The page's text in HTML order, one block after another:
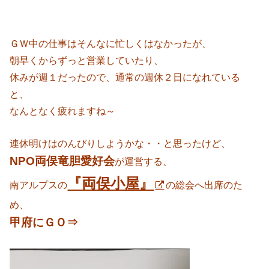
ＧＷ中の仕事はそんなに忙しくはなかったが、
朝早くからずっと営業していたり、
休みが週１だったので、通常の週休２日になれている
と、
なんとなく疲れますね～
連休明けはのんびりしようかな・・と思ったけど、
NPO両俣竜胆愛好会が運営する、
南アルプスの 『両俣小屋』
の総会へ出席のた
め、
甲府にＧＯ⇒